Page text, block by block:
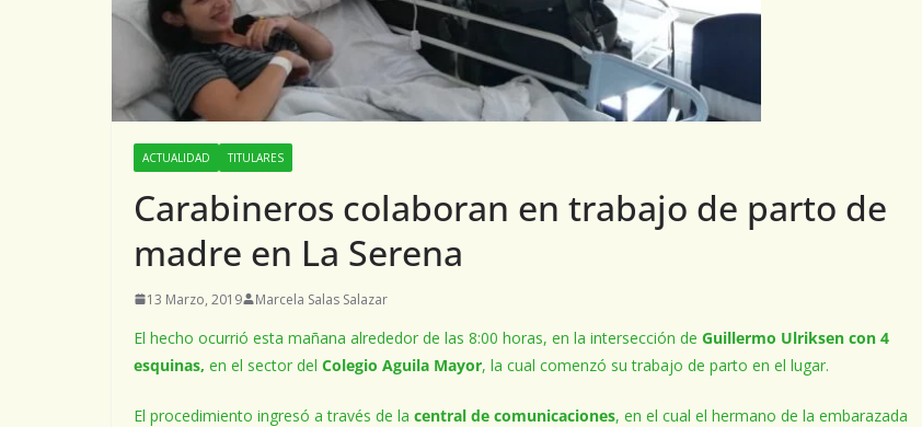
ACTUALIDAD TITULARES
Carabineros colaboran en trabajo de parto de
madre en La Serena
13 Marzo, 2019 Marcela Salas Salazar
El hecho ocurrió esta mañana alrededor de las 8:00 horas, en la intersección de Guillermo Ulriksen con 4
esquinas, en el sector del Colegio Aguila Mayor, la cual comenzó su trabajo de parto en el lugar.
El procedimiento ingresó a través de la central de comunicaciones, en el cual el hermano de la embarazada